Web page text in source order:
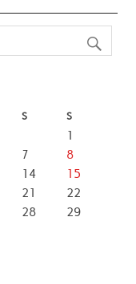
S S
1
7
8
14
15
21
22
28
29